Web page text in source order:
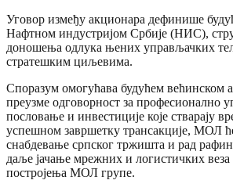
Уговор између акционара дефинише
Нафтном индустријом Србије (НИС),
доношења одлука њених управљачких
стратешким циљевима.
Споразум омогућава будућем већинском
преузме одговорност за професионално
пословање и инвестиције које стварају
успешном завршетку трансакције, МОЛ
снабдевање српског тржишта и рад
даље јачање мрежних и логистичких веза
постројења МОЛ групе.